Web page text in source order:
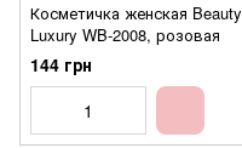
Косметичка женская Beauty
Luxury WB-2008, розовая
144 грн